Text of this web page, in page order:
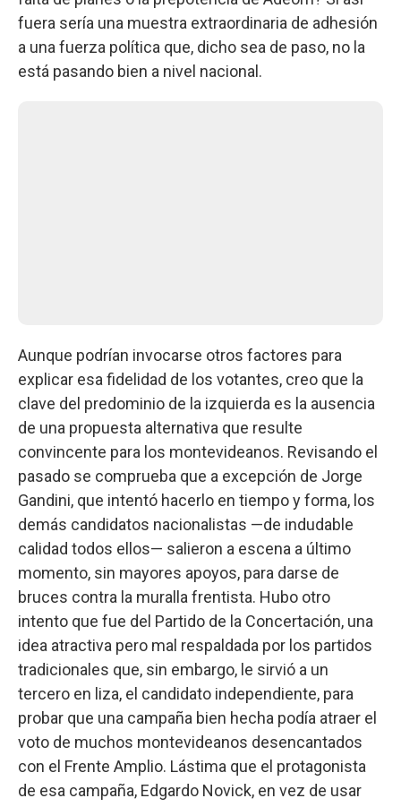
fuera sería una muestra extraordinaria de adhesión
a una fuerza política que, dicho sea de paso, no la
está pasando bien a nivel nacional.
Aunque podrían invocarse otros factores para
explicar esa fidelidad de los votantes, creo que la
clave del predominio de la izquierda es la ausencia
de una propuesta alternativa que resulte
convincente para los montevideanos. Revisando el
pasado se comprueba que a excepción de Jorge
Gandini, que intentó hacerlo en tiempo y forma, los
demás candidatos nacionalistas —de indudable
calidad todos ellos— salieron a escena a último
momento, sin mayores apoyos, para darse de
bruces contra la muralla frentista. Hubo otro
intento que fue del Partido de la Concertación, una
idea atractiva pero mal respaldada por los partidos
tradicionales que, sin embargo, le sirvió a un
tercero en liza, el candidato independiente, para
probar que una campaña bien hecha podía atraer el
voto de muchos montevideanos desencantados
con el Frente Amplio. Lástima que el protagonista
de esa campaña, Edgardo Novick, en vez de usar